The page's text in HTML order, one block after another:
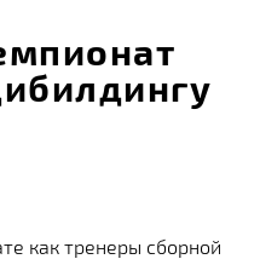
как тренеры сборной